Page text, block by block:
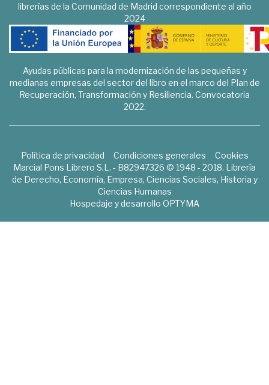
librerías de la Comunidad de Madrid correspondiente al año
2024
Ayudas públicas para la modernización de las pequeñas y
medianas empresas del sector del libro en el marco del Plan de
Recuperación, Transformación y Resiliencia. Convocatoria
2022.
Política de privacidad Condiciones generales
Cookies
Marcial Pons Librero S.L. - B82947326 © 1948 - 2018. Librería
de Derecho, Economía, Empresa, Ciencias Sociales, Historia y
Ciencias Humanas
Hospedaje y desarrollo OPTYMA